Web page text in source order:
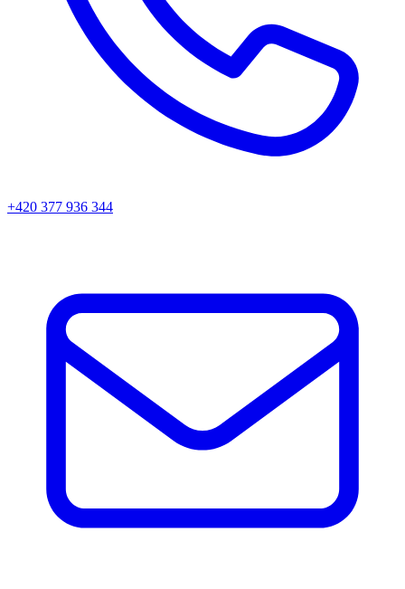
+420 377 936 344